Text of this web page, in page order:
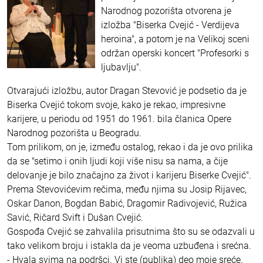
Narodnog pozorišta otvorena je
izložba "Biserka Cvejić - Verdijeva
heroina", a potom je na Velikoj sceni
održan operski koncert "Profesorki s
ljubavlju".
Otvarajući izložbu, autor Dragan Stevović je podsetio da je
Biserka Cvejić tokom svoje, kako je rekao, impresivne
karijere, u periodu od 1951 do 1961. bila članica Opere
Narodnog pozorišta u Beogradu.
Tom prilikom, on je, između ostalog, rekao i da je ovo prilika
da se "setimo i onih ljudi koji više nisu sa nama, a čije
delovanje je bilo značajno za život i karijeru Biserke Cvejić".
Prema Stevovićevim rečima, među njima su Josip Rijavec,
Oskar Danon, Bogdan Babić, Dragomir Radivojević, Ružica
Savić, Ričard Svift i Dušan Cvejić.
Gospođa Cvejić se zahvalila prisutnima što su se odazvali u
tako velikom broju i istakla da je veoma uzbuđena i srećna.
- Hvala svima na podršci. Vi ste (publika) deo moje sreće.